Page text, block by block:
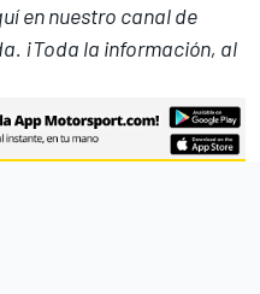
en nuestro canal de
¡Toda la información, al